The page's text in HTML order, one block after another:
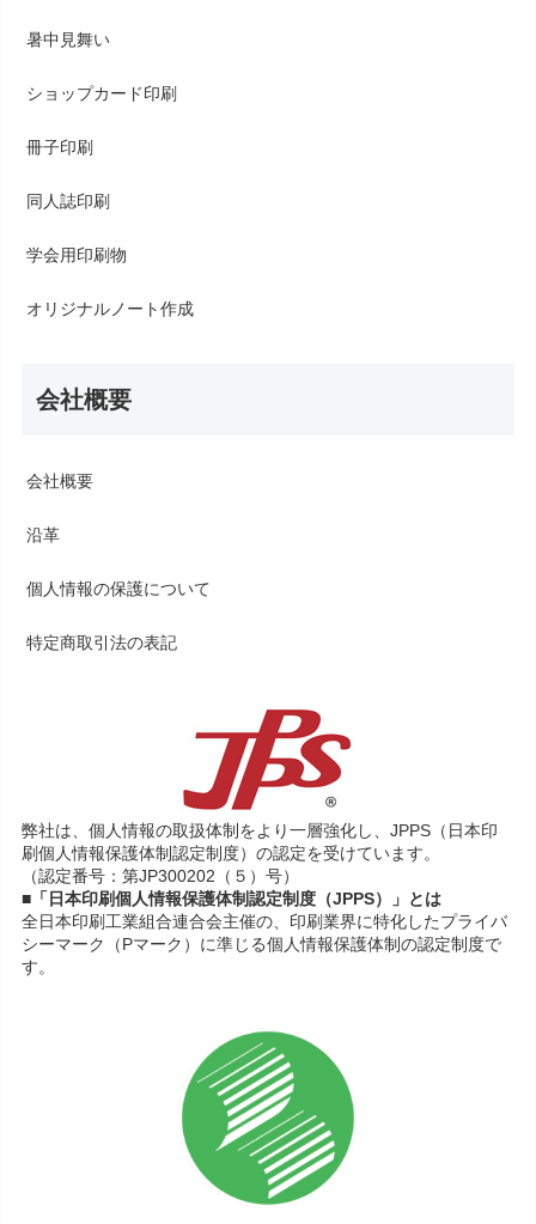
暑中見舞い
ショップカード印刷
冊子印刷
同人誌印刷
学会用印刷物
オリジナルノート作成
会社概要
会社概要
沿革
個人情報の保護について
特定商取引法の表記
弊社は、個人情報の取扱体制をより一層強化し、JPPS（日本印
刷個人情報保護体制認定制度）の認定を受けています。
（認定番号：第JP300202（５）号）
■「日本印刷個人情報保護体制認定制度（JPPS）」とは
全日本印刷工業組合連合会主催の、印刷業界に特化したプライバ
シーマーク（Pマーク）に準じる個人情報保護体制の認定制度で
す。